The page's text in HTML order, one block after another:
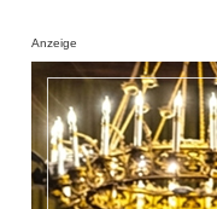
Anzeige